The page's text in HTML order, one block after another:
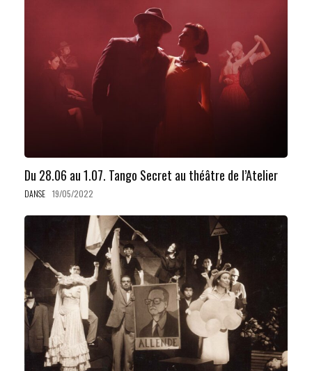
Du 28.06 au 1.07. Tango Secret au théâtre de l’Atelier
DANSE 19/05/2022